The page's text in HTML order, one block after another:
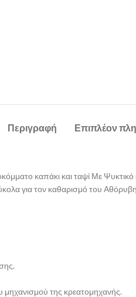
Περιγραφή Επιπλέον
καπάκι και ταψί Με
για τον καθαρισμό του
μηχανισμού της κρεατομηχανής.